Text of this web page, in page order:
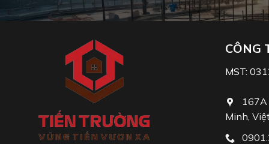
CÔNG
MST:
167A
Minh,